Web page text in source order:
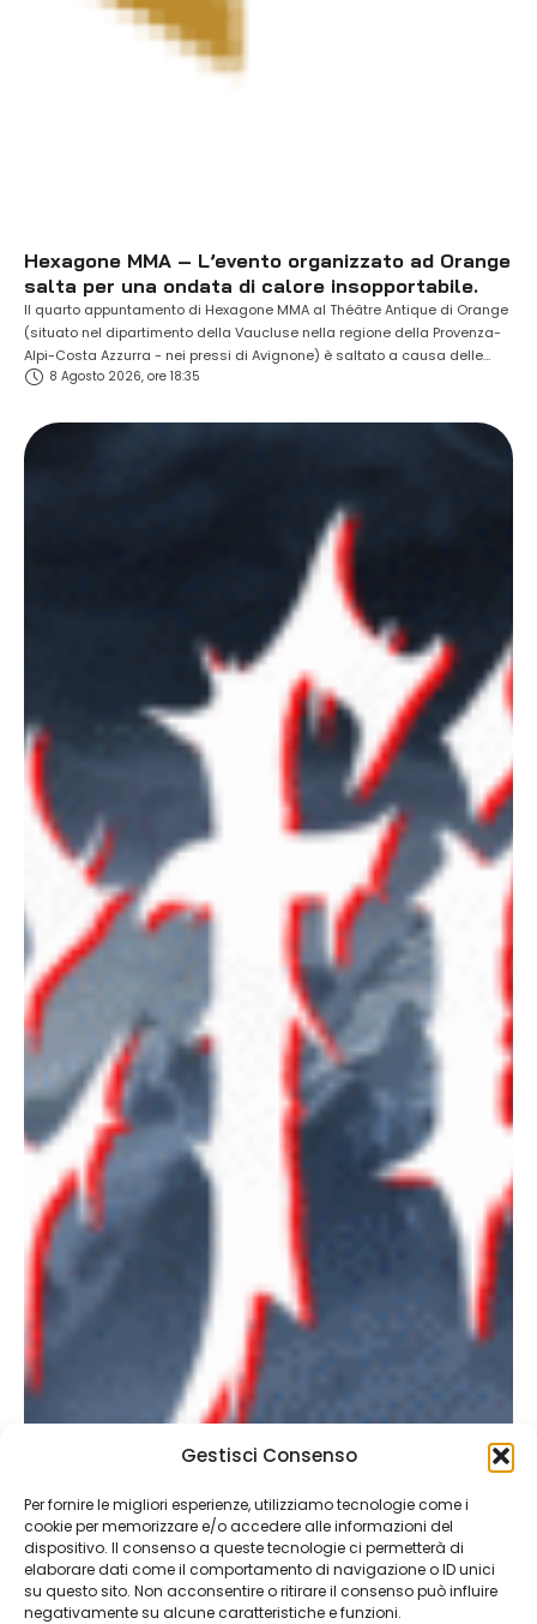
Gestisci Consenso
Per fornire le migliori esperienze, utilizziamo tecnologie come i
cookie per memorizzare e/o accedere alle informazioni del
dispositivo. Il consenso a queste tecnologie ci permetterà di
elaborare dati come il comportamento di navigazione o ID unici
su questo sito. Non acconsentire o ritirare il consenso può influire
negativamente su alcune caratteristiche e funzioni.
Hexagone MMA – L’evento organizzato ad Orange
salta per una ondata di calore insopportabile.
Il quarto appuntamento di Hexagone MMA al Théâtre Antique di Orange
(situato nel dipartimento della Vaucluse nella regione della Provenza-
Alpi-Costa Azzurra - nei pressi di Avignone) è saltato a causa delle
temperature estreme presenti in loco (oltre i 37 gradi all'ombra). La card
8 Agosto 2026, ore 18:35